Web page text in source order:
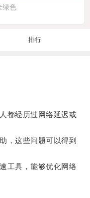
绿色
排行
经历过网络延迟或
这些问题可以得到
具，能够优化网络